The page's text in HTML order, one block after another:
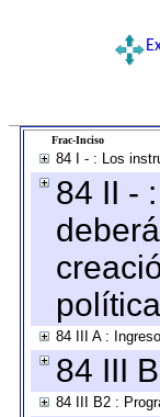
Frac-Inciso
84 I - : Los
84 II -
84 III A :
84 III
84 III B2 :